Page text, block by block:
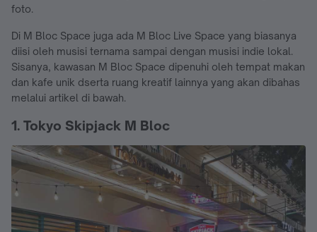
foto.
Di M Bloc Space juga ada M Bloc Live Space yang biasanya
diisi oleh musisi ternama sampai dengan musisi indie lokal.
Sisanya, kawasan M Bloc Space dipenuhi oleh tempat makan
dan kafe unik dserta ruang kreatif lainnya yang akan dibahas
melalui artikel di bawah.
1. Tokyo Skipjack M Bloc